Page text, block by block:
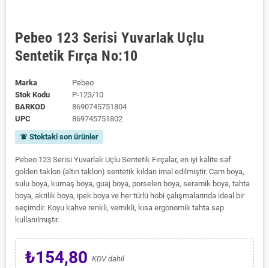
Pebeo 123 Serisi Yuvarlak Uçlu
Sentetik Fırça No:10
Marka
Pebeo
Stok Kodu
P-123/10
BARKOD
8690745751804
UPC
869745751802
notifications_active Stoktaki son ürünler
Pebeo 123 Serisi Yuvarlak Uçlu Sentetik Fırçalar, en iyi kalite saf
golden taklon (altın taklon) sentetik kıldan imal edilmiştir. Cam boya,
sulu boya, kumaş boya, guaj boya, porselen boya, seramik boya, tahta
boya, akrilik boya, ipek boya ve her türlü hobi çalışmalarında ideal bir
seçimdir. Koyu kahve renkli, vernikli, kısa ergonomik tahta sap
kullanılmıştır.
₺154,80 KDV dahil